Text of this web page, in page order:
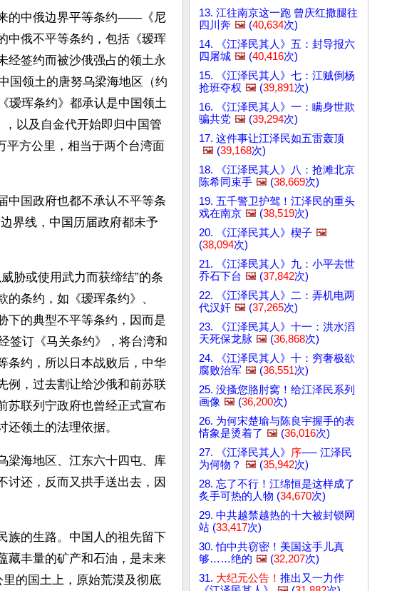
的中俄边界平等条约——《尼
中俄不平等条约，包括《瑷珲
经签约而被沙俄强占的领土永
国领土的唐努乌梁海地区（约
瑷珲条约》都承认是中国领土
以及自金代开始即归中国管
平方公里，相当于两个台湾面
中国政府也都不承认不平等条
界线，中国历届政府都未予
胁或使用武力而获缔结”的条
条约，如《瑷珲条约》、
下的典型不平等条约，因而是
签订《马关条约》，将台湾和
条约，所以日本战败后，中华
例，过去割让给沙俄和前苏联
苏联列宁政府也曾经正式宣布
领土的法理依据。
梁海地区、江东六十四屯、库
讨还，反而又拱手送出去，因
族的生路。中国人的祖先留下
藏丰量的矿产和石油，是未来
的国土上，原始荒漠及彻底
13. 江往南京这一跑 曾庆红撒腿往
四川奔 🖼️ (40,634次)
14. 《江泽民其人》五：封导报六
四屠城 🖼️ (40,416次)
15. 《江泽民其人》七：江贼倒杨
抢班夺权 🖼️ (39,891次)
16. 《江泽民其人》一：瞒身世欺
骗共党 🖼️ (39,294次)
17. 这件事让江泽民如五雷轰顶
🖼️ (39,168次)
18. 《江泽民其人》八：抢滩北京
陈希同束手 🖼️ (38,669次)
19. 五千警卫护驾！江泽民的重头
戏在南京 🖼️ (38,519次)
20. 《江泽民其人》楔子 🖼️
(38,094次)
21. 《江泽民其人》九：小平去世
乔石下台 🖼️ (37,842次)
22. 《江泽民其人》二：弄机电两
代汉奸 🖼️ (37,265次)
23. 《江泽民其人》十一：洪水滔
天死保龙脉 🖼️ (36,868次)
24. 《江泽民其人》十：穷奢极欲
腐败治军 🖼️ (36,551次)
25. 没搔您胳肘窝！给江泽民系列
画像 🖼️ (36,200次)
26. 为何宋楚瑜与陈良宇握手的表
情象是烫着了 🖼️ (36,016次)
27. 《江泽民其人》
序── 江泽民
为何物？ 🖼️ (35,942次)
28. 忘了不行！江绵恒是这样成了
炙手可热的人物 (34,670次)
29. 中共越禁越热的十大被封锁网
站 (33,417次)
30. 怕中共窃密！美国这手儿真
够……绝的 🖼️ (32,207次)
31. 大纪元公告！ 推出又一力作